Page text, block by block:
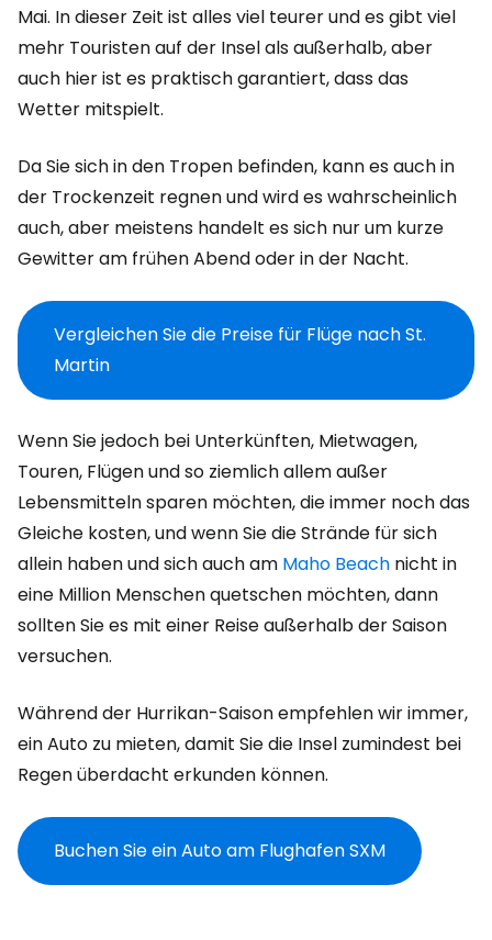
Mai. In dieser Zeit ist alles viel teurer und es gibt viel
mehr Touristen auf der Insel als außerhalb, aber
auch hier ist es praktisch garantiert, dass das
Wetter mitspielt.
Da Sie sich in den Tropen befinden, kann es auch in
der Trockenzeit regnen und wird es wahrscheinlich
auch, aber meistens handelt es sich nur um kurze
Gewitter am frühen Abend oder in der Nacht.
Vergleichen Sie die Preise für Flüge nach St.
Martin
Wenn Sie jedoch bei Unterkünften, Mietwagen,
Touren, Flügen und so ziemlich allem außer
Lebensmitteln sparen möchten, die immer noch das
Gleiche kosten, und wenn Sie die Strände für sich
allein haben und sich auch am Maho Beach nicht in
eine Million Menschen quetschen möchten, dann
sollten Sie es mit einer Reise außerhalb der Saison
versuchen.
Während der Hurrikan-Saison empfehlen wir immer,
ein Auto zu mieten, damit Sie die Insel zumindest bei
Regen überdacht erkunden können.
Buchen Sie ein Auto am Flughafen SXM